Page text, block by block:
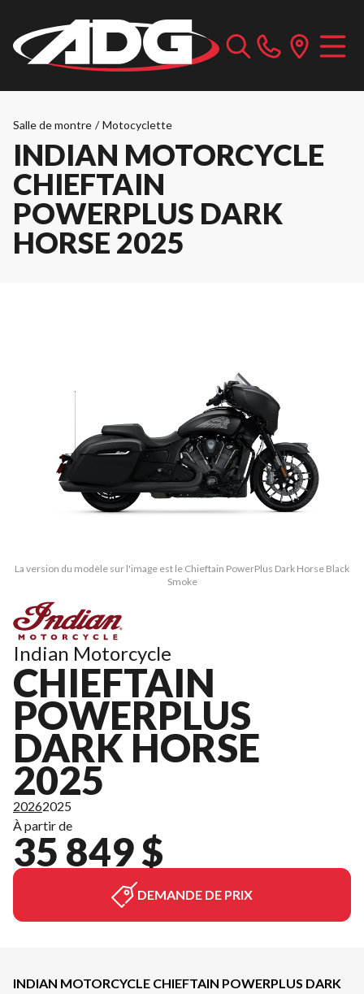
Salle de montre / Motocyclette
INDIAN MOTORCYCLE
CHIEFTAIN
POWERPLUS DARK
HORSE 2025
La version du modèle sur l'image est le Chieftain PowerPlus Dark Horse Black
Smoke
Indian Motorcycle
CHIEFTAIN
POWERPLUS
DARK HORSE
2025
20262025
À partir de
35 849 $
DEMANDE DE PRIX
INDIAN MOTORCYCLE CHIEFTAIN POWERPLUS DARK